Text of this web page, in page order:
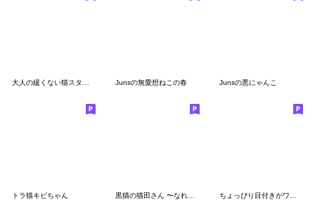
Junsの無愛想ねこの春 Junsの悪にゃんこ
トラ猫キビちゃん